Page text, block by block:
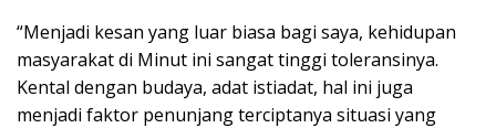
“Menjadi kesan yang luar biasa bagi saya, kehidupan
masyarakat di Minut ini sangat tinggi toleransinya.
Kental dengan budaya, adat istiadat, hal ini juga
menjadi faktor penunjang terciptanya situasi yang